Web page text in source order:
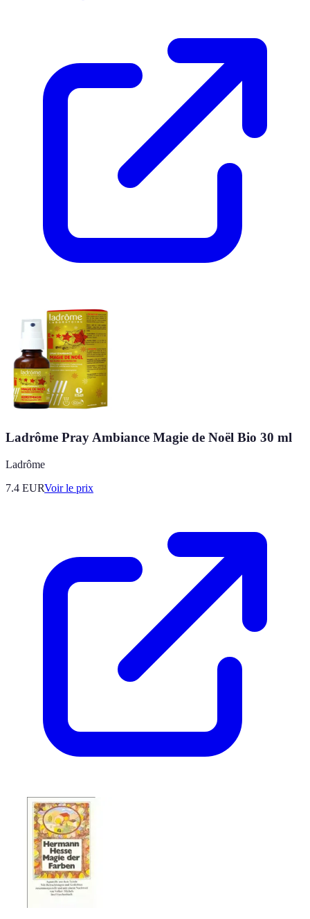
Ladrôme Pray Ambiance Magie de Noël Bio 30 ml
Ladrôme
7.4 EURVoir le prix